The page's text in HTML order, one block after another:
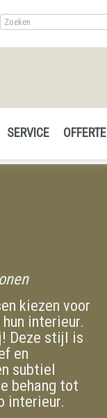
SERVICE OFFERTE
kiezen voor
interieur.
Deze stijl is
en
subtiel
behang tot
interieur.